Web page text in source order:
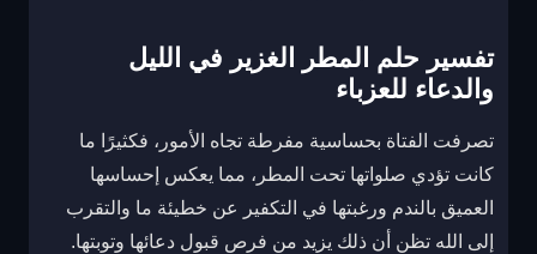
تفسير حلم المطر الغزير في الليل
والدعاء للعزباء
تصرفت الفتاة بحساسية مفرطة تجاه الأمور، فكثيرًا ما
كانت تؤدي صلواتها تحت المطر، مما يعكس إحساسها
العميق بالندم ورغبتها في التكفير عن خطيئة ما والتقرب
إلى الله تظن أن ذلك يزيد من فرص قبول دعائها وتوبتها.